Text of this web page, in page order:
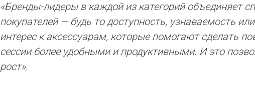
«Бренды-лидеры в каждой из категорий объединяет
покупателей — будь то доступность, узнаваемость
интерес к аксессуарам, которые помогают сделать
сессии более удобными и продуктивными. И это
рост».